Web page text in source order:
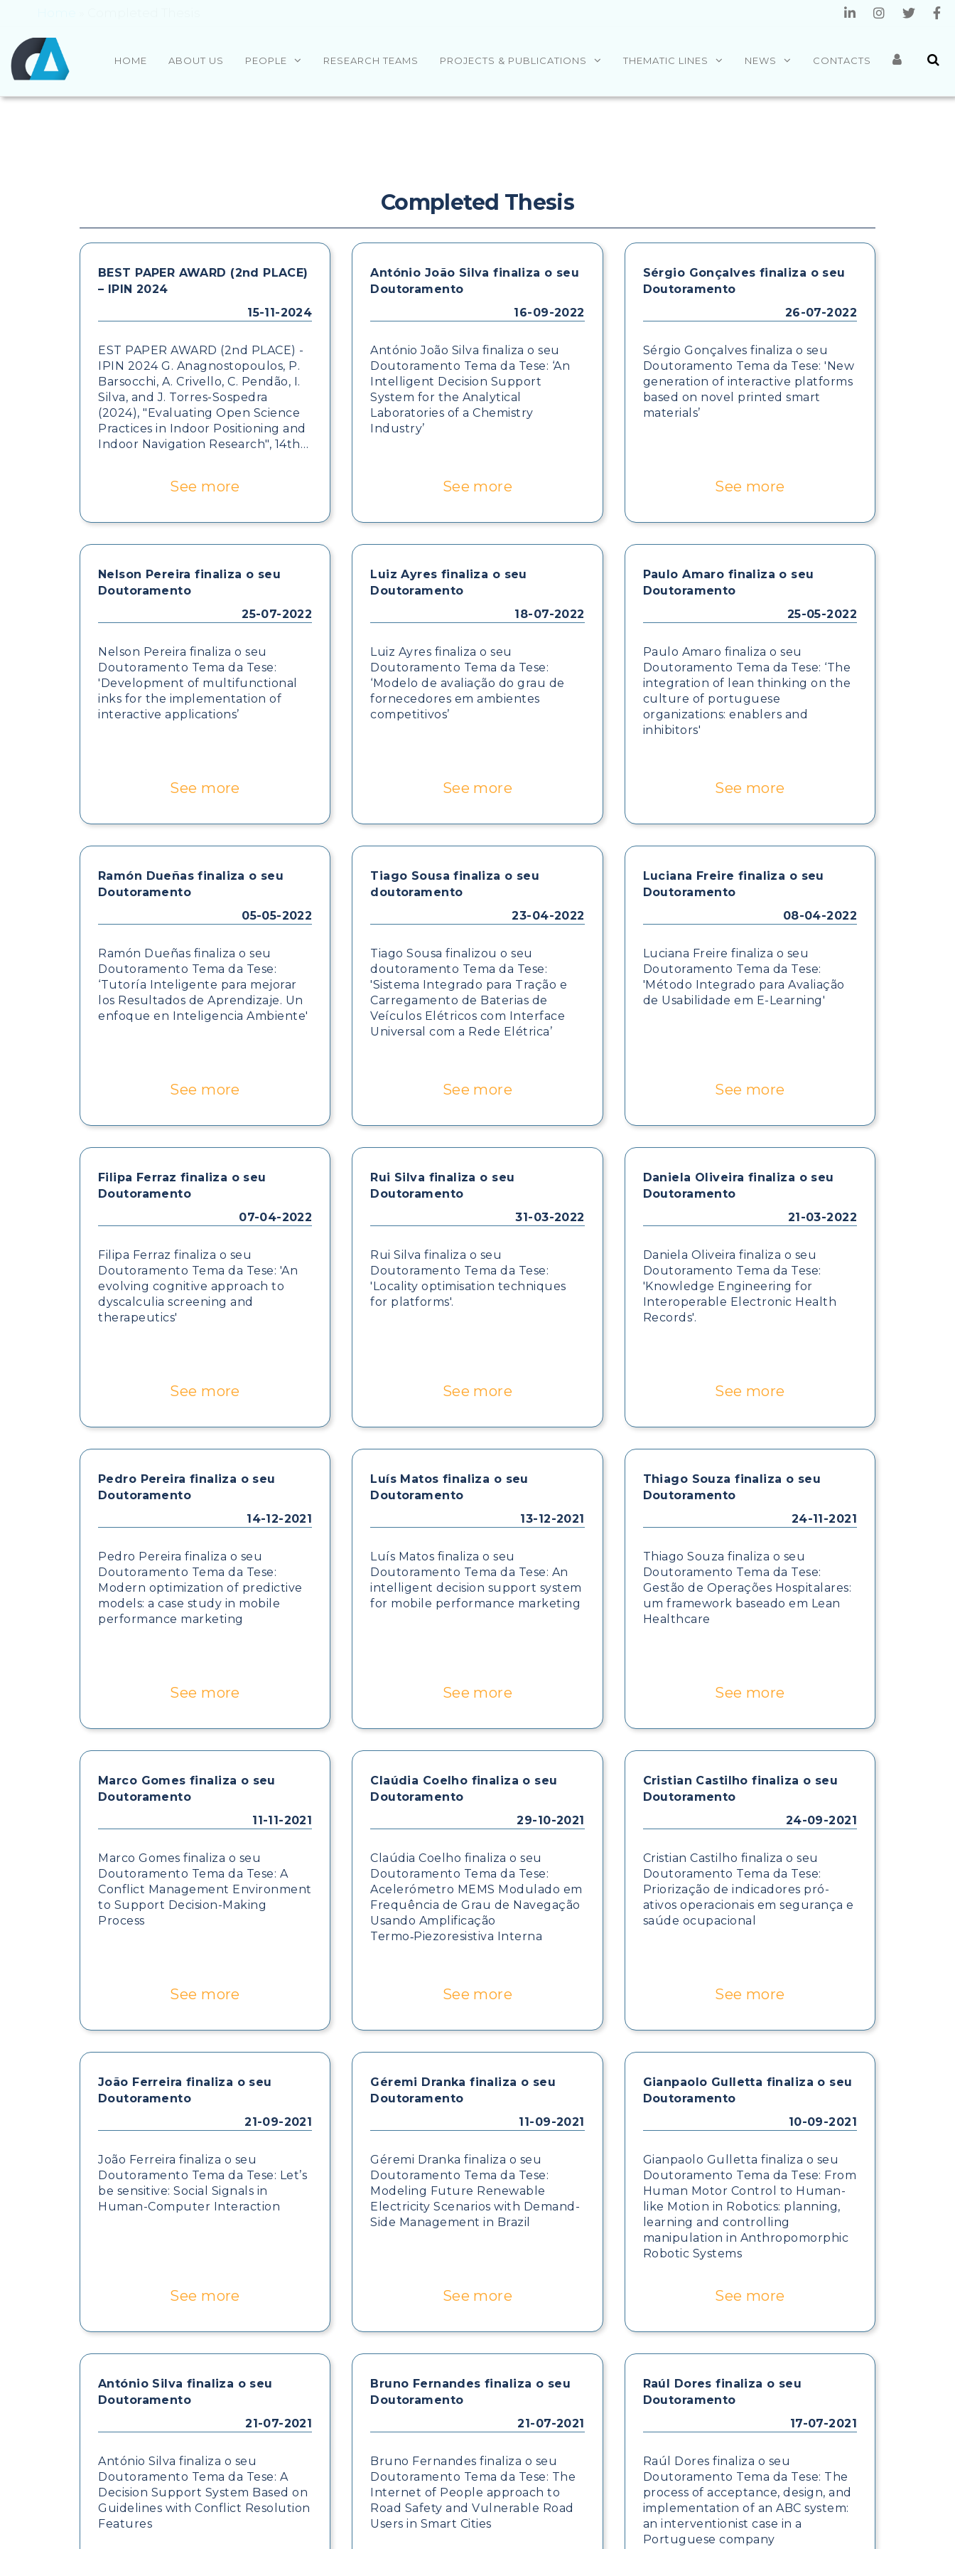
CENTRO
Universidade
HOME ABOUT US PEOPLE RESEARCH TEAMS PROJECTS & PUBLICATIONS THEMATIC LINES NEWS CONTACTS
Completed Thesis
BEST PAPER AWARD (2nd PLACE)
– IPIN 2024
15-11-2024
EST PAPER AWARD (2nd PLACE) -
IPIN 2024 G. Anagnostopoulos, P.
Barsocchi, A. Crivello, C. Pendão, I.
Silva, and J. Torres-Sospedra
(2024), "Evaluating Open Science
Practices in Indoor Positioning and
Indoor Navigation Research", 14th
Navigation (IPIN2024).
See more
António João Silva finaliza o seu
Doutoramento
16-09-2022
António João Silva finaliza o seu
Doutoramento Tema da Tese: ‘An
Intelligent Decision Support
System for the Analytical
Laboratories of a Chemistry
Industry’
See more
Sérgio Gonçalves finaliza o seu
Doutoramento
26-07-2022
Sérgio Gonçalves finaliza o seu
Doutoramento Tema da Tese: 'New
generation of interactive platforms
based on novel printed smart
materials’
See more
Nelson Pereira finaliza o seu
Doutoramento
25-07-2022
Nelson Pereira finaliza o seu
Doutoramento Tema da Tese:
'Development of multifunctional
inks for the implementation of
interactive applications’
See more
Luiz Ayres finaliza o seu
Doutoramento
18-07-2022
Luiz Ayres finaliza o seu
Doutoramento Tema da Tese:
‘Modelo de avaliação do grau de
fornecedores em ambientes
competitivos’
See more
Paulo Amaro finaliza o seu
Doutoramento
25-05-2022
Paulo Amaro finaliza o seu
Doutoramento Tema da Tese: ‘The
integration of lean thinking on the
culture of portuguese
organizations: enablers and
inhibitors'
See more
Ramón Dueñas finaliza o seu
Doutoramento
05-05-2022
Ramón Dueñas finaliza o seu
Doutoramento Tema da Tese:
‘Tutoría Inteligente para mejorar
los Resultados de Aprendizaje. Un
enfoque en Inteligencia Ambiente'
See more
Tiago Sousa finaliza o seu
doutoramento
23-04-2022
Tiago Sousa finalizou o seu
doutoramento Tema da Tese:
'Sistema Integrado para Tração e
Carregamento de Baterias de
Veículos Elétricos com Interface
Universal com a Rede Elétrica’
See more
Luciana Freire finaliza o seu
Doutoramento
08-04-2022
Luciana Freire finaliza o seu
Doutoramento Tema da Tese:
'Método Integrado para Avaliação
de Usabilidade em E-Learning'
See more
Filipa Ferraz finaliza o seu
Doutoramento
07-04-2022
Filipa Ferraz finaliza o seu
Doutoramento Tema da Tese: 'An
evolving cognitive approach to
dyscalculia screening and
therapeutics'
See more
Rui Silva finaliza o seu
Doutoramento
31-03-2022
Rui Silva finaliza o seu
Doutoramento Tema da Tese:
'Locality optimisation techniques
for platforms'.
See more
Daniela Oliveira finaliza o seu
Doutoramento
21-03-2022
Daniela Oliveira finaliza o seu
Doutoramento Tema da Tese:
'Knowledge Engineering for
Interoperable Electronic Health
Records'.
See more
Pedro Pereira finaliza o seu
Doutoramento
14-12-2021
Pedro Pereira finaliza o seu
Doutoramento Tema da Tese:
Modern optimization of predictive
models: a case study in mobile
performance marketing
See more
Luís Matos finaliza o seu
Doutoramento
13-12-2021
Luís Matos finaliza o seu
Doutoramento Tema da Tese: An
intelligent decision support system
for mobile performance marketing
See more
Thiago Souza finaliza o seu
Doutoramento
24-11-2021
Thiago Souza finaliza o seu
Doutoramento Tema da Tese:
Gestão de Operações Hospitalares:
um framework baseado em Lean
Healthcare
See more
Marco Gomes finaliza o seu
Doutoramento
11-11-2021
Marco Gomes finaliza o seu
Doutoramento Tema da Tese: A
Conflict Management Environment
to Support Decision-Making
Process
See more
Claúdia Coelho finaliza o seu
Doutoramento
29-10-2021
Claúdia Coelho finaliza o seu
Doutoramento Tema da Tese:
Acelerómetro MEMS Modulado em
Frequência de Grau de Navegação
Usando Amplificação
Termo‑Piezoresistiva Interna
See more
Cristian Castilho finaliza o seu
Doutoramento
24-09-2021
Cristian Castilho finaliza o seu
Doutoramento Tema da Tese:
Priorização de indicadores pró-
ativos operacionais em segurança e
saúde ocupacional
See more
João Ferreira finaliza o seu
Doutoramento
21-09-2021
João Ferreira finaliza o seu
Doutoramento Tema da Tese: Let’s
be sensitive: Social Signals in
Human-Computer Interaction
See more
Géremi Dranka finaliza o seu
Doutoramento
11-09-2021
Géremi Dranka finaliza o seu
Doutoramento Tema da Tese:
Modeling Future Renewable
Electricity Scenarios with Demand-
Side Management in Brazil
See more
Gianpaolo Gulletta finaliza o seu
Doutoramento
10-09-2021
Gianpaolo Gulletta finaliza o seu
Doutoramento Tema da Tese: From
Human Motor Control to Human-
like Motion in Robotics: planning,
learning and controlling
manipulation in Anthropomorphic
Robotic Systems
See more
António Silva finaliza o seu
Doutoramento
21-07-2021
António Silva finaliza o seu
Doutoramento Tema da Tese: A
Decision Support System Based on
Guidelines with Conflict Resolution
Features
Bruno Fernandes finaliza o seu
Doutoramento
21-07-2021
Bruno Fernandes finaliza o seu
Doutoramento Tema da Tese: The
Internet of People approach to
Road Safety and Vulnerable Road
Users in Smart Cities
Raúl Dores finaliza o seu
Doutoramento
17-07-2021
Raúl Dores finaliza o seu
Doutoramento Tema da Tese: The
process of acceptance, design, and
implementation of an ABC system:
an interventionist case in a
Portuguese company